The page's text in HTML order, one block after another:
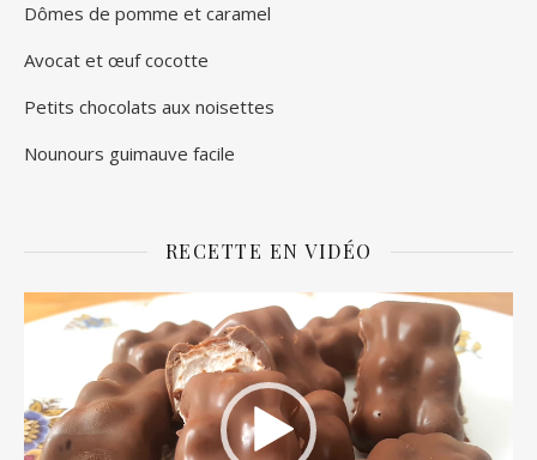
Dômes de pomme et caramel
Avocat et œuf cocotte
Petits chocolats aux noisettes
Nounours guimauve facile
RECETTE EN VIDÉO
Lecteur
vidéo